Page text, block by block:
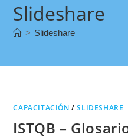
Slideshare
> Slideshare
CAPACITACIÓN /SLIDESHARE
ISTQB –